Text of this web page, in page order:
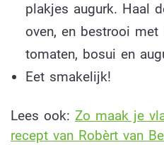
plakjes augurk. Haal
oven, en bestrooi met
tomaten, bosui en
Eet smakelijk!
Lees ook: Zo maak je
recept van Robèrt van